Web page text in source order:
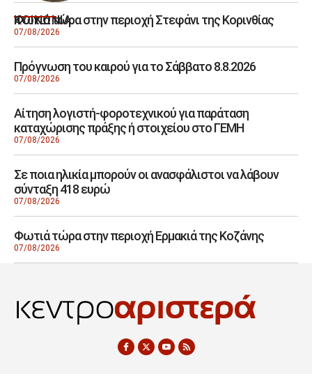
ΚΟΙΝΩΝΙΑ
Φωτιά τώρα στην περιοχή Στεφάνι της Κορινθίας
07/08/2026
Πρόγνωση του καιρού για το Σάββατο 8.8.2026
07/08/2026
Αίτηση λογιστή-φοροτεχνικού για παράταση
καταχώρισης πράξης ή στοιχείου στο ΓΕΜΗ
07/08/2026
Σε ποια ηλικία μπορούν οι ανασφάλιστοι να λάβουν
σύνταξη 418 ευρώ
07/08/2026
Φωτιά τώρα στην περιοχή Ερμακιά της Κοζάνης
07/08/2026